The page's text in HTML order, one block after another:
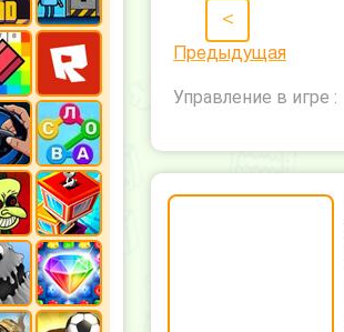
<
Предыдущая
Управление в игре :